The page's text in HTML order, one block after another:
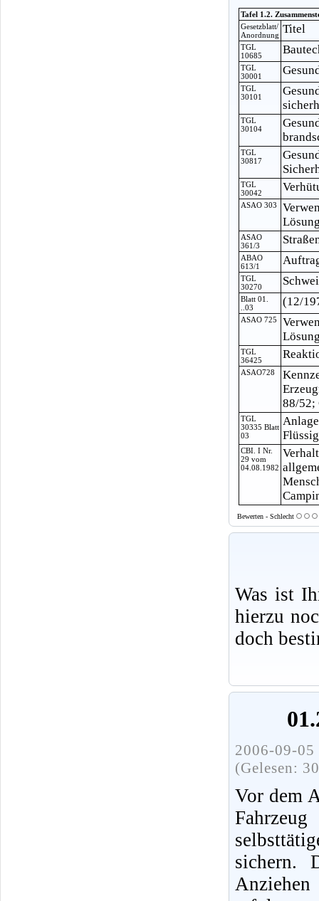
Tafel 1.2.
Gesetzblatt/
Anordnung Titel
TGL
10685
TGL
30001
TGL
30101
TGL
30104
TGL
30817
TGL
30042
ASAO 303
ASAO
361/3
ABAO
613/1
TGL
30270
Blatt 01.
..03
(12/
ASAO 725
TGL
36425
ASAO728
88/52;
TGL
30335 Blatt
03
CBI. I Nr.
29 vom
04.08.1982
Bewerten - Schlecht
Was ist
hierzu
doch
2006-09-
(Gelesen:
Vor dem
sichern.
Anziehen